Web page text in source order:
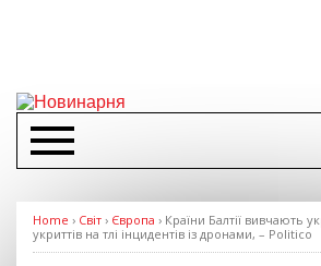
Home › Світ › Європа › Країни Балтії вивчають
укриттів на тлі інцидентів із дронами, – Politico